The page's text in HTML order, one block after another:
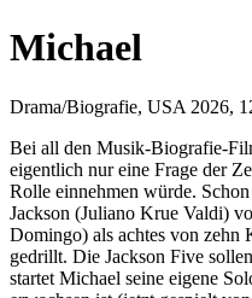
Michael
Drama/Biografie, USA 2026,
Bei all den Musik-Biografie-
eigentlich nur eine Frage der
Rolle einnehmen würde.
Jackson (Juliano Krue Valdi)
Domingo) als achtes von zehn
gedrillt. Die Jackson Five
startet Michael seine eigene